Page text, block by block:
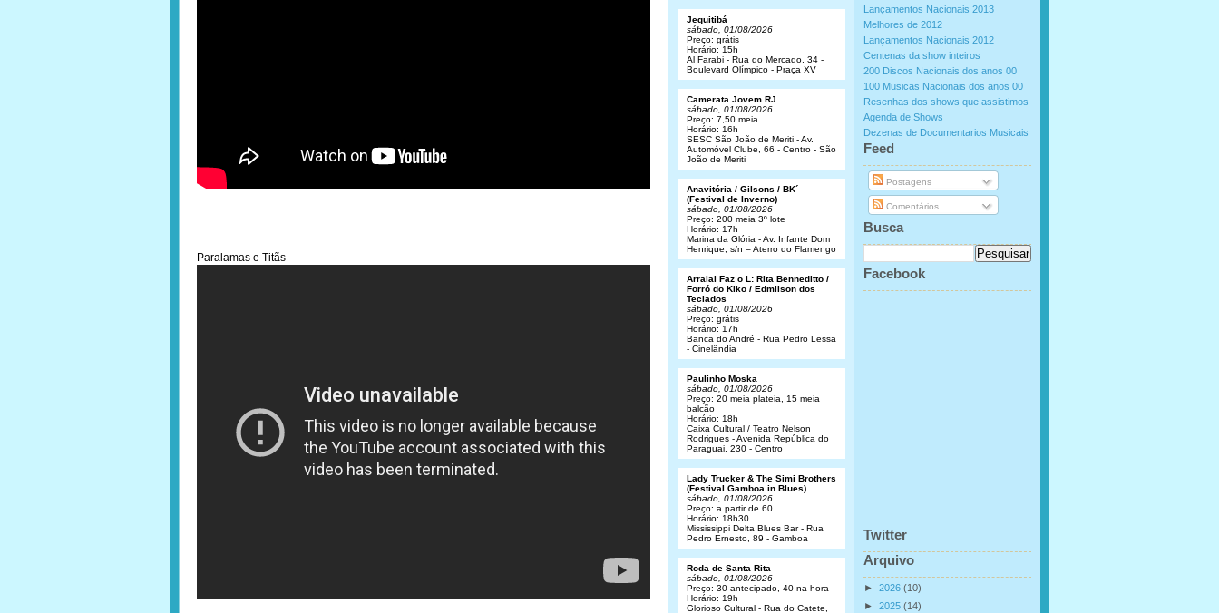
Paralamas e Titãs
Lançamentos Nacionais 2013
Melhores de 2012
Lançamentos Nacionais 2012
Centenas da show inteiros
200 Discos Nacionais dos anos 00
100 Musicas Nacionais dos anos 00
Resenhas dos shows que assistimos
Agenda de Shows
Dezenas de Documentarios Musicais
Feed
Postagens
Comentários
Busca
Facebook
Twitter
Arquivo
► 2026 (10)
► 2025 (14)
Jequitibá
sábado, 01/08/2026
Preço: grátis
Horário: 15h
Al Farabi - Rua do Mercado, 34 -
Boulevard Olímpico - Praça XV
Camerata Jovem RJ
sábado, 01/08/2026
Preço: 7,50 meia
Horário: 16h
SESC São João de Meriti - Av.
Automóvel Clube, 66 - Centro - São
João de Meriti
Anavitória / Gilsons / BK´
(Festival de Inverno)
sábado, 01/08/2026
Preço: 200 meia 3º lote
Horário: 17h
Marina da Glória - Av. Infante Dom
Henrique, s/n – Aterro do Flamengo
Arraial Faz o L: Rita Benneditto /
Forró do Kiko / Edmilson dos
Teclados
sábado, 01/08/2026
Preço: grátis
Horário: 17h
Banca do André - Rua Pedro Lessa
- Cinelândia
Paulinho Moska
sábado, 01/08/2026
Preço: 20 meia plateia, 15 meia
balcão
Horário: 18h
Caixa Cultural / Teatro Nelson
Rodrigues - Avenida República do
Paraguai, 230 - Centro
Lady Trucker & The Simi Brothers
(Festival Gamboa in Blues)
sábado, 01/08/2026
Preço: a partir de 60
Horário: 18h30
Mississippi Delta Blues Bar - Rua
Pedro Ernesto, 89 - Gamboa
Roda de Santa Rita
sábado, 01/08/2026
Preço: 30 antecipado, 40 na hora
Horário: 19h
Glorioso Cultural - Rua do Catete,